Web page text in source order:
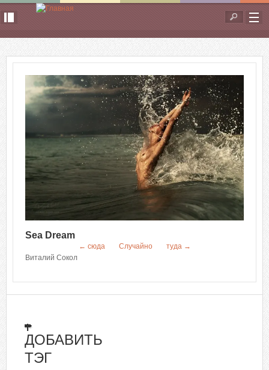
Перейти к основному содержанию
Форма
поиска
Sea Dream
← сюда Случайно
туда →
Виталий Сокол
ДОБАВИТЬ
ТЭГ